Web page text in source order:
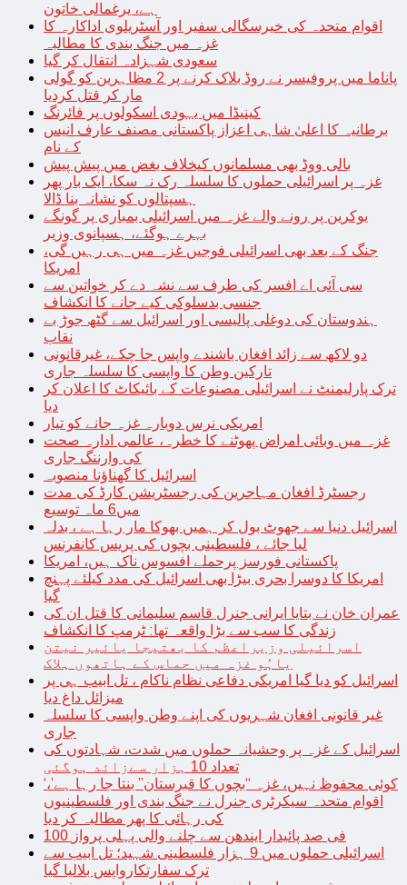
ہے، یرغمالی خاتون
اقوام متحدہ کی خیرسگالی سفیر اور آسٹریلوی اداکارہ کا
غزہ میں جنگ بندی کا مطالبہ
سعودی شہزادہ انتقال کر گیا
پاناما میں پروفیسر نے روڈ بلاک کرنے پر 2 مظاہرین کو گولی
مار کر قتل کردیا
کینیڈا میں یہودی اسکولوں پر فائرنگ
برطانیہ کا اعلیٰ شاہی اعزاز پاکستانی مصنف عارف انیس
کے نام
بالی ووڈ بھی مسلمانوں کیخلاف بغض میں پیش پیش
غزہ پر اسرائیلی حملوں کا سلسلہ رک نہ سکا، ایک بار پھر
ہسپتالوں کو نشانہ بنا ڈالا
یوکرین پر رونے والے غزہ میں اسرائیلی بمباری پر گونگے
بہرے ہوگئے، ہسپانوی وزیر
جنگ کے بعد بھی اسرائیلی فوجیں غزہ میں ہی رہیں گی،
امریکا
سی آئی اے افسر کی طرف سے نشہ دے کر خواتین سے
جنسی بدسلوکی کیے جانے کا انکشاف
ہندوستان کی دوغلی پالیسی اور اسرائیل سے گٹھ جوڑ بے
نقاب
دو لاکھ سے زائد افغان باشندے واپس جا چکے، غیرقانونی
تارکین وطن کا واپسی کا سلسلہ جاری
ترک پارلیمنٹ نے اسرائیلی مصنوعات کے بائیکاٹ کا اعلان کر
دیا
امریکی نرس دوبارہ غزہ جانے کو تیار
غزہ میں وبائی امراض پھوٹنے کا خطرہ، عالمی ادارہ صحت
کی وارننگ جاری
اسرائیل کا گھناؤنا منصوبہ
رجسٹرڈ افغان مہاجرین کی رجسٹریشن کارڈ کی مدت
میں6 ماہ توسیع
اسرائیل دنیا سے جھوٹ بول کر ہمیں بھوکا مار رہا ہے ، بدلہ
لیا جائے ، فلسطینی بچوں کی پریس کانفرنس
پاکستانی فورسز پرحملے افسوس ناک ہیں، امریکا
امریکا کا دوسرا بحری بیڑا بھی اسرائیل کی مدد کیلئے پہنچ
گیا
عمران خان نے بتایا ایرانی جنرل قاسم سلیمانی کا قتل ان کی
زندگی کا سب سے بڑا واقعہ تھا: ٹرمپ کا انکشاف
اسرائیلی وزیراعظم کا بھتیجا یائیر نیتن
یاہُو غزہ میں حماس کے ہاتھوں ہلاک
اسرائیل کو دیا گیا امریکی دفاعی نظام ناکام ، تل ابیب ہی پر
میزائل داغ دیا
غیر قانونی افغان شہریوں کی اپنے وطن واپسی کا سلسلہ
جاری
اسرائیل کے غزہ پر وحشیانہ حملوں میں شدت، شہادتوں کی
تعداد 10 ہزار سےزائد ہوگئی
‘کوئی محفوظ نہیں، غزہ “بچوں کا قبرستان” بنتا جا رہا ہے’،
اقوام متحدہ سیکرٹری جنرل نے جنگ بندی اور فلسطینیوں
کی رہائی کا پھر مطالبہ کر دیا
100 فی صد پائیدار ایندھن سے چلنے والی پہلی پرواز
اسرائیلی حملوں میں 9 ہزار فلسطینی شہید؛ تل ابیب سے
ترک سفارتکارواپس بلالیا گیا